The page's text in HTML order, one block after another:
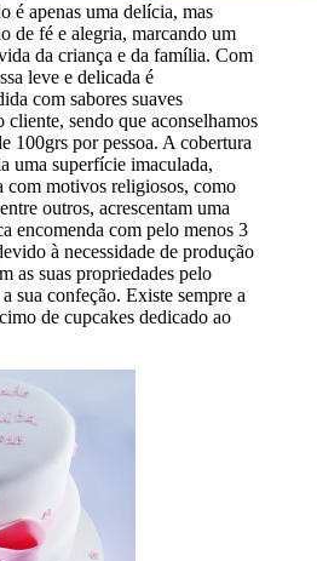
é apenas uma delícia, mas
de fé e alegria, marcando um
da criança e da família. Com
leve e delicada é
com sabores suaves
cliente, sendo que aconselhamos
100grs por pessoa. A cobertura
uma superfície imaculada,
com motivos religiosos, como
outros, acrescentam uma
encomenda com pelo menos 3
à necessidade de produção
as suas propriedades pelo
sua confeção. Existe sempre a
de cupcakes dedicado ao